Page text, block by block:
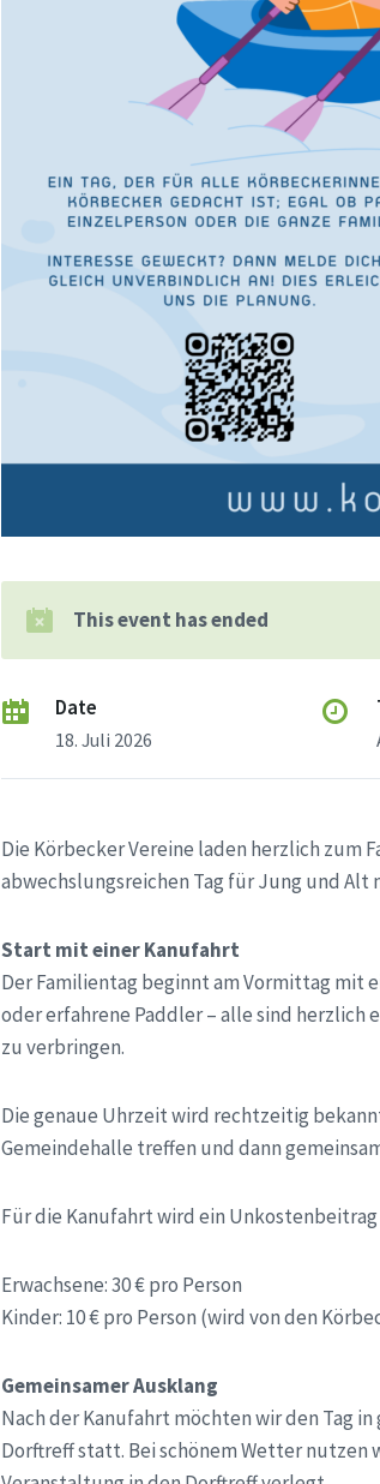
This event has ended
Date
18. Juli 2026
Die Körbecker Vereine laden herzlich zum
abwechslungsreichen Tag für Jung und
Start mit einer Kanufahrt
Der Familientag beginnt am Vormittag mit
oder erfahrene Paddler – alle sind herzlich
zu verbringen.
Die genaue Uhrzeit wird rechtzeitig
Gemeindehalle treffen und dann
Für die Kanufahrt wird ein
Erwachsene: 30 € pro Person
Kinder: 10 € pro Person (wird von den
Gemeinsamer Ausklang
Nach der Kanufahrt möchten wir den Tag
Dorftreff statt. Bei schönem Wetter